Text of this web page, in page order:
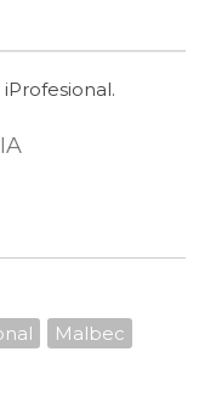
Malbec